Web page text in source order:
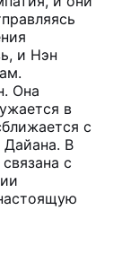
и Нэн
Она
в
с
В
с